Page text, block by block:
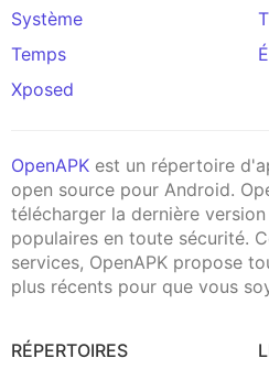
Système
Temps
Xposed
OpenAPK est un répertoire
open source pour Android.
télécharger la dernière
populaires en toute sécurité.
services, OpenAPK propose
plus récents pour que vous
RÉPERTOIRES